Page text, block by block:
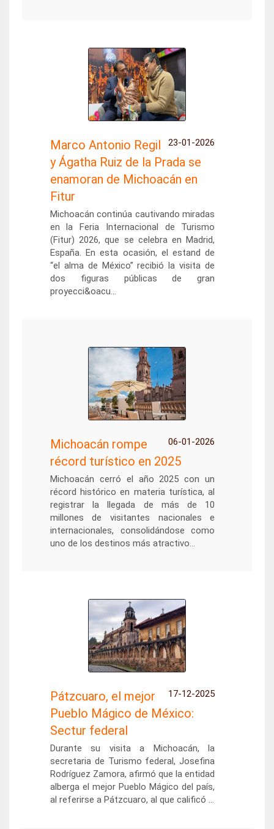
23-01-2026
Marco Antonio Regil
y Ágatha Ruiz de la Prada se
enamoran de Michoacán en
Fitur
Michoacán continúa cautivando miradas
en la Feria Internacional de Turismo
(Fitur) 2026, que se celebra en Madrid,
España. En esta ocasión, el estand de
“el alma de México” recibió la visita de
dos figuras públicas de gran
proyecci&oacu...
06-01-2026
Michoacán rompe
récord turístico en 2025
Michoacán cerró el año 2025 con un
récord histórico en materia turística, al
registrar la llegada de más de 10
millones de visitantes nacionales e
internacionales, consolidándose como
uno de los destinos más atractivo...
17-12-2025
Pátzcuaro, el mejor
Pueblo Mágico de México:
Sectur federal
Durante su visita a Michoacán, la
secretaria de Turismo federal, Josefina
Rodríguez Zamora, afirmó que la entidad
alberga el mejor Pueblo Mágico del país,
al referirse a Pátzcuaro, al que calificó ...